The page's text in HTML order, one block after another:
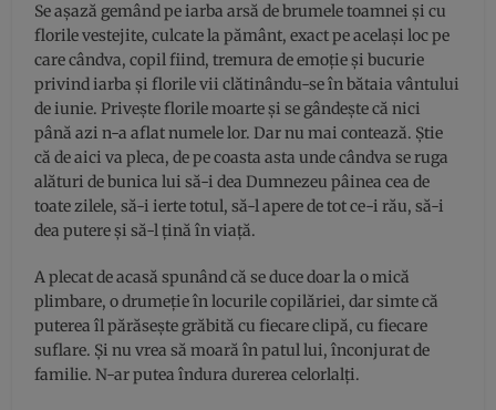
Se așază gemând pe iarba arsă de brumele toamnei și cu
florile vestejite, culcate la pământ, exact pe același loc pe
care cândva, copil fiind, tremura de emoție și bucurie
privind iarba și florile vii clătinându-se în bătaia vântului
de iunie. Privește florile moarte și se gândește că nici
până azi n-a aflat numele lor. Dar nu mai contează. Știe
că de aici va pleca, de pe coasta asta unde cândva se ruga
alături de bunica lui să-i dea Dumnezeu pâinea cea de
toate zilele, să-i ierte totul, să-l apere de tot ce-i rău, să-i
dea putere și să-l țină în viață.
A plecat de acasă spunând că se duce doar la o mică
plimbare, o drumeție în locurile copilăriei, dar simte că
puterea îl părăsește grăbită cu fiecare clipă, cu fiecare
suflare. Și nu vrea să moară în patul lui, înconjurat de
familie. N-ar putea îndura durerea celorlalți.